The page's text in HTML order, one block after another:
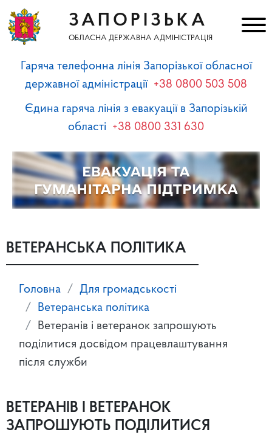
ЗАПОРІЗЬКА
ОБЛАСНА ДЕРЖАВНА АДМІНІСТРАЦІЯ
Гаряча телефонна лінія Запорізької обласної
державної адміністрації +38 0800 503 508
Єдина гаряча лінія з евакуації в Запорізькій
області +38 0800 331 630
ВЕТЕРАНСЬКА ПОЛІТИКА
Головна
Для громадськості
Ветеранська політика
Ветеранів і ветеранок запрошують
поділитися досвідом працевлаштування
після служби
ВЕТЕРАНІВ І ВЕТЕРАНОК
ЗАПРОШУЮТЬ ПОДІЛИТИСЯ